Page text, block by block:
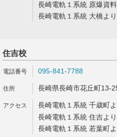
長崎電軌１系統 原爆資
長崎電軌１系統 大橋よ
住吉校
095-841-7788
長崎県長崎市花丘町13-
長崎電軌１系統 千歳町
長崎電軌１系統 住吉よ
長崎電軌１系統 若葉町